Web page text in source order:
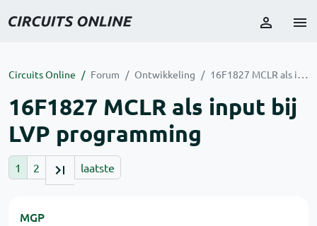
Circuits Online Forum Ontwikkeling 16F1827 MCLR als input bij LVP programming
16F1827 MCLR als input bij
LVP programming
1 2 laatste
MGP